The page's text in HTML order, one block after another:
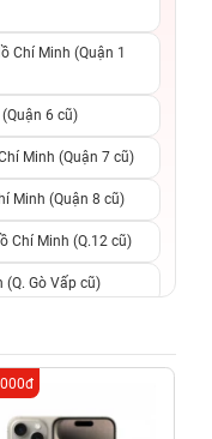
Chí Minh (Quận 1
6 cũ)
Minh (Quận 7 cũ)
Minh (Quận 8 cũ)
Chí Minh (Q.12 cũ)
(Q. Gò Vấp cũ)
(Quận Tân Phú cũ)
Minh (Q.9 TP. Thủ
(Bình Thọ, TP. Thủ